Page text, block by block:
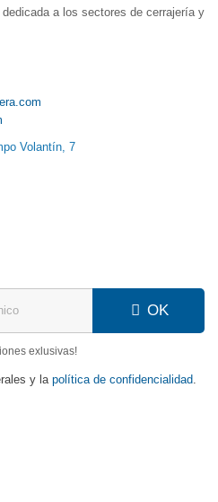
a los sectores de cerrajería y
Volantín, 7
OK
exlusivas!
y la política de confidencialidad